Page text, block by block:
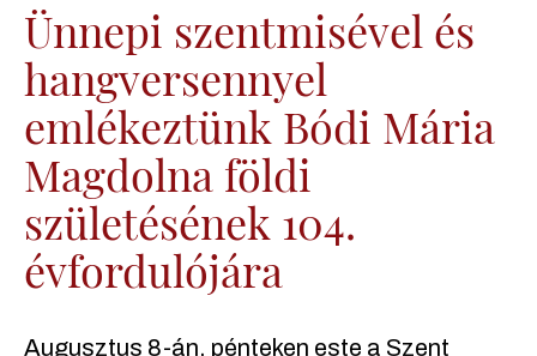
Ünnepi szentmisével és
hangversennyel
emlékeztünk Bódi Mária
Magdolna földi
születésének 104.
évfordulójára
Augusztus 8-án, pénteken este a Szent